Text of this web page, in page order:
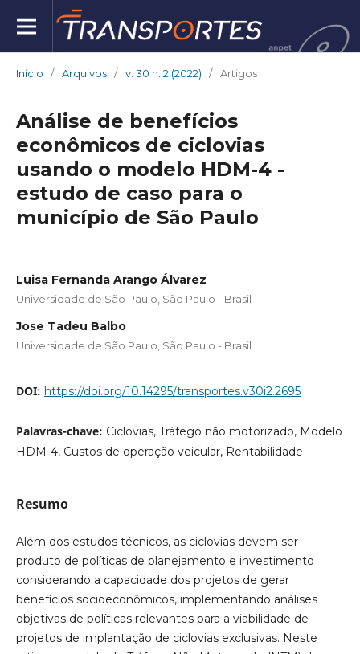
Início / Arquivos / v. 30 n. 2 (2022) / Artigos
Análise de benefícios
econômicos de ciclovias
usando o modelo HDM-4 -
estudo de caso para o
município de São Paulo
Luisa Fernanda Arango Álvarez
Universidade de São Paulo, São Paulo - Brasil
Jose Tadeu Balbo
Universidade de São Paulo, São Paulo - Brasil
DOI: https://doi.org/10.14295/transportes.v30i2.2695
Palavras-chave: Ciclovias, Tráfego não motorizado, Modelo
HDM-4, Custos de operação veicular, Rentabilidade
Resumo
Além dos estudos técnicos, as ciclovias devem ser
produto de políticas de planejamento e investimento
considerando a capacidade dos projetos de gerar
benefícios socioeconômicos, implementando análises
objetivas de políticas relevantes para a viabilidade de
projetos de implantação de ciclovias exclusivas. Neste